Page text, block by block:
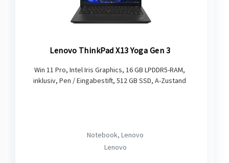
Lenovo ThinkPad X13 Yoga Gen 3
Win 11 Pro, Intel Iris Graphics, 16 GB LPDDR5-RAM,
inklusiv, Pen / Eingabestift, 512 GB SSD, A-Zustand
Notebook, Lenovo
Lenovo